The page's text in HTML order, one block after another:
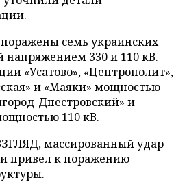
поражены семь украинских
напряжением 330 и 110 кВ.
«Усатово», «Центрополит»,
и «Маяки» мощностью
Днестровский» и
110 кВ.
массированный удар
привелк поражению